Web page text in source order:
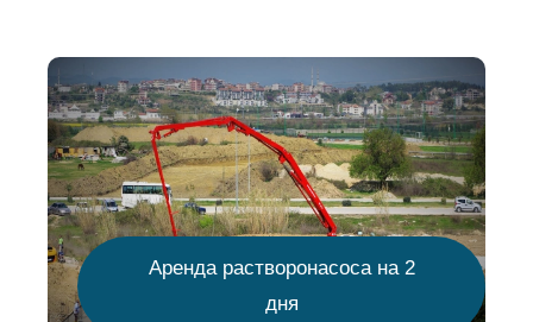
Аренда растворонасоса на 2
дня